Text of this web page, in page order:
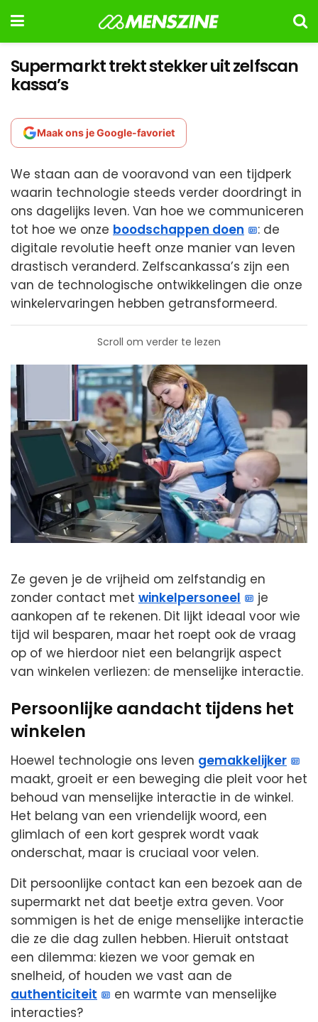
Supermarkt trekt stekker uit zelfscan
kassa’s
Maak ons je Google-favoriet
We staan aan de vooravond van een tijdperk
waarin technologie steeds verder doordringt in
ons dagelijks leven. Van hoe we communiceren
tot hoe we onze boodschappen doen
: de
digitale revolutie heeft onze manier van leven
drastisch veranderd. Zelfscankassa’s zijn een
van de technologische ontwikkelingen die onze
winkelervaringen hebben getransformeerd.
Scroll om verder te lezen
Ze geven je de vrijheid om zelfstandig en
zonder contact met winkelpersoneel
je
aankopen af te rekenen. Dit lijkt ideaal voor wie
tijd wil besparen, maar het roept ook de vraag
op of we hierdoor niet een belangrijk aspect
van winkelen verliezen: de menselijke interactie.
Persoonlijke aandacht tijdens het
winkelen
Hoewel technologie ons leven gemakkelijker
maakt, groeit er een beweging die pleit voor het
behoud van menselijke interactie in de winkel.
Het belang van een vriendelijk woord, een
glimlach of een kort gesprek wordt vaak
onderschat, maar is cruciaal voor velen.
Dit persoonlijke contact kan een bezoek aan de
supermarkt net dat beetje extra geven. Voor
sommigen is het de enige menselijke interactie
die ze die dag zullen hebben. Hieruit ontstaat
een dilemma: kiezen we voor gemak en
snelheid, of houden we vast aan de
authenticiteit
en warmte van menselijke
interacties?